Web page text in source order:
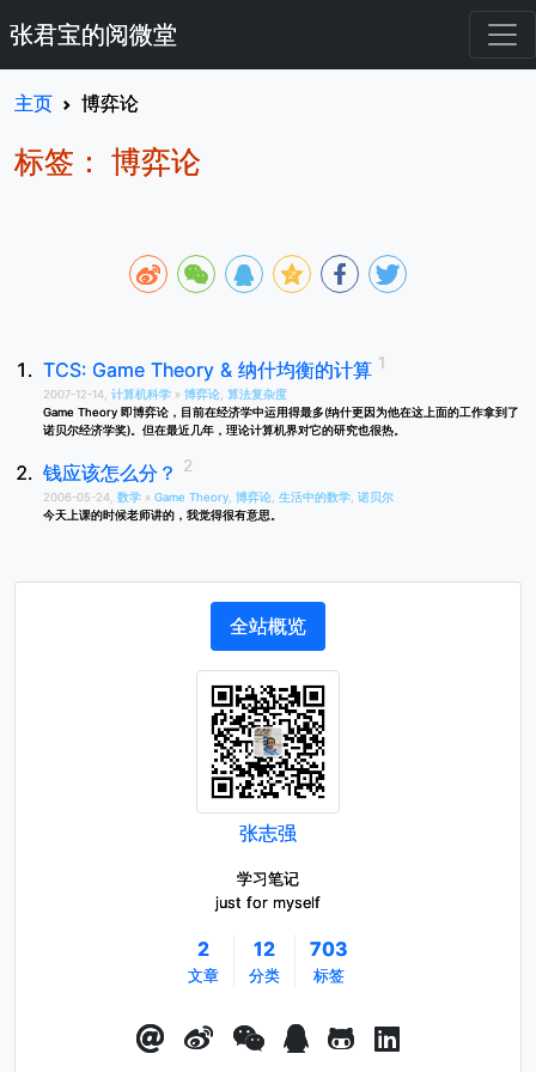
张君宝的阅微堂
主页 博弈论
标签： 博弈论
TCS: Game Theory & 纳什均衡的计算
2007-12-14, 计算机科学 » 博弈论 算法复杂度
Game Theory 即博弈论，目前在经济学中运用得最多(纳什更因为他在这上面的工作拿到了
诺贝尔经济学奖)。但在最近几年，理论计算机界对它的研究也很热。
钱应该怎么分？
2006-05-24, 数学 » Game Theory 博弈论 生活中的数学 诺贝尔
今天上课的时候老师讲的，我觉得很有意思。
全站概览
张志强
学习笔记
just for myself
2
文章
12
分类
703
标签